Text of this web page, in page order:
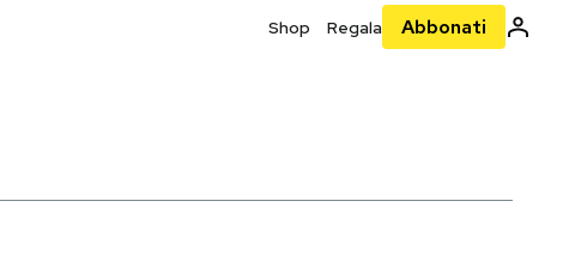
Shop Regala Abbonati